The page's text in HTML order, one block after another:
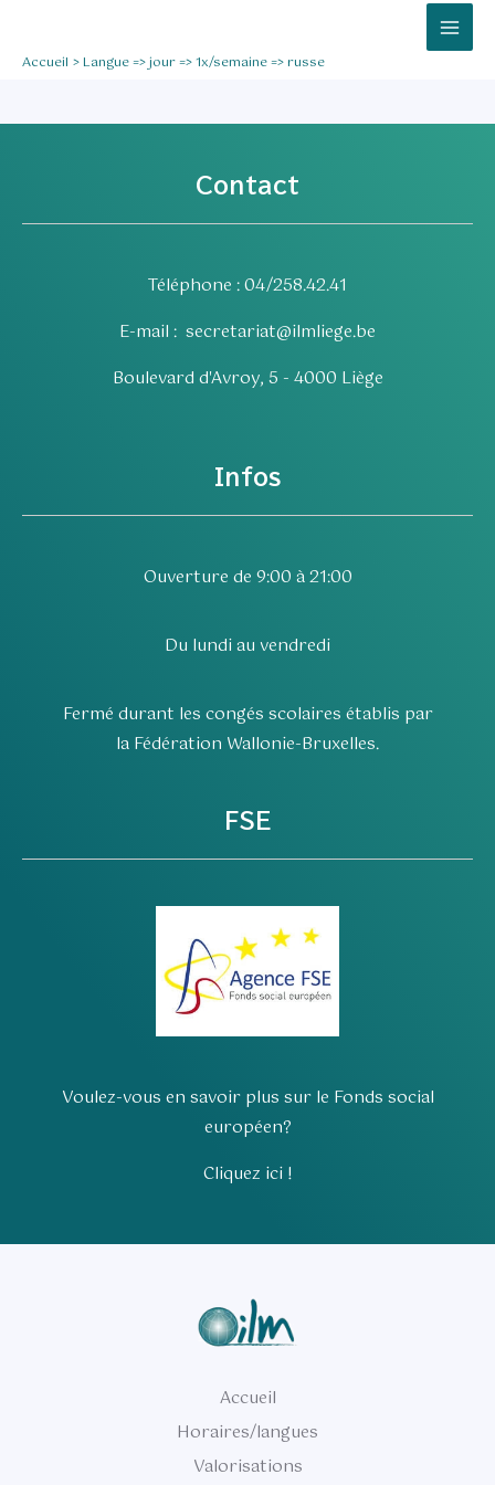
contenu
Main
Accueil Langue => jour => 1x/semaine => russe
Contact
Téléphone : 04/258.42.41
E-mail : secretariat@ilmliege.be
Boulevard d'Avroy, 5 - 4000 Liège
Infos
Ouverture de 9:00 à 21:00
Du lundi au vendredi
Fermé durant les congés scolaires établis par
la Fédération Wallonie-Bruxelles.
FSE
Voulez-vous en savoir plus sur le Fonds social
européen?
Cliquez ici !
Accueil
Horaires/langues
Valorisations